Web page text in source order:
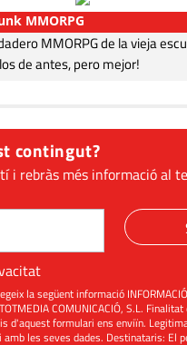
MMORPG
MMORPG de la vieja
de antes, pero mejor!
contingut?
i rebràs més informació al
la següent informació INFORMACIÓ
COMUNICACIÓ, S.L.
d'aquest formulari ens enviïn.
les seves dades. Destinataris: El